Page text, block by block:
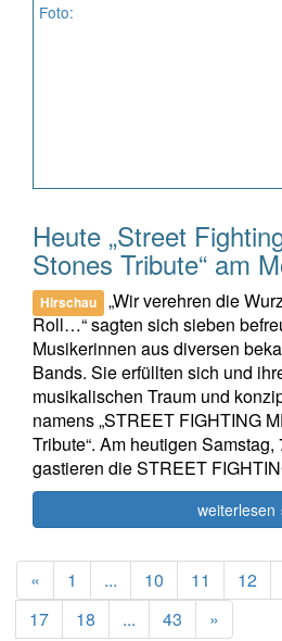
Foto:
Heute „Street
Stones Tribute“ am
Hirschau
„Wir verehren die
Roll…“ sagten sich sieben
Musikerinnen aus diversen
Bands. Sie erfüllten sich und
musikalischen Traum und
namens „STREET FIGHTING
Tribute“. Am heutigen Samstag,
gastieren die STREET
weiterlesen
« Previous
1 ... 10 11 12
17
18 ... 43 »